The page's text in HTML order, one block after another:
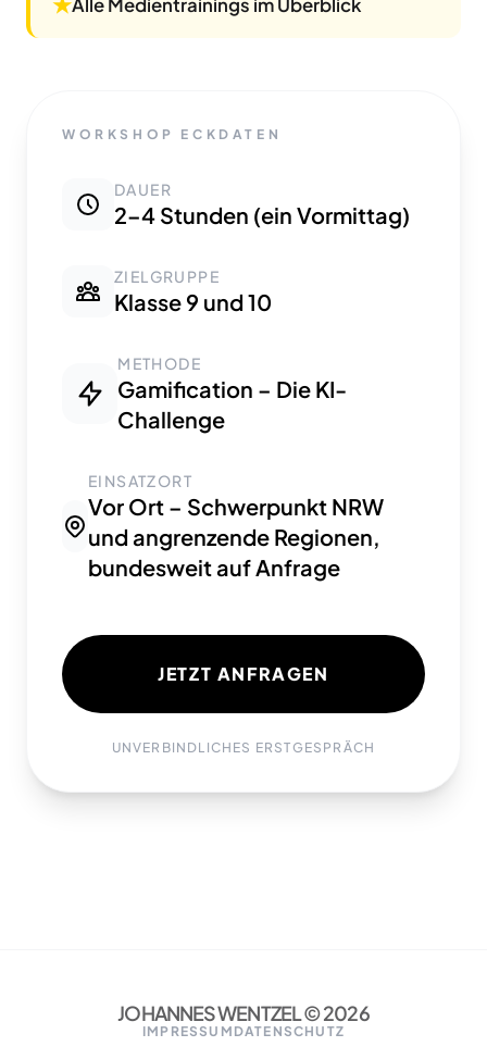
WORKSHOP ECKDATEN
DAUER
2–4 Stunden (ein Vormittag)
ZIELGRUPPE
Klasse 9 und 10
METHODE
Gamification – Die KI-
Challenge
EINSATZORT
Vor Ort – Schwerpunkt NRW
und angrenzende Regionen,
bundesweit auf Anfrage
JETZT ANFRAGEN
UNVERBINDLICHES ERSTGESPRÄCH
JOHANNES WENTZEL ©2026
IMPRESSUM DATENSCHUTZ